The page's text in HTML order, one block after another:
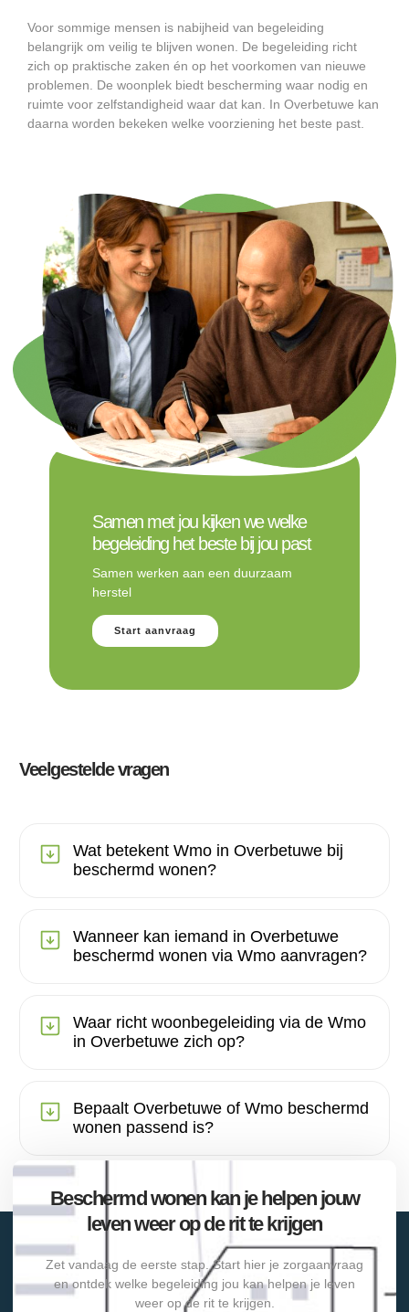
Voor sommige mensen is nabijheid van begeleiding
belangrijk om veilig te blijven wonen. De begeleiding richt
zich op praktische zaken én op het voorkomen van nieuwe
problemen. De woonplek biedt bescherming waar nodig en
ruimte voor zelfstandigheid waar dat kan. In Overbetuwe kan
daarna worden bekeken welke voorziening het beste past.
Samen met jou kijken we welke
begeleiding het beste bij jou past
Samen werken aan een duurzaam
herstel
Start aanvraag
Veelgestelde vragen
Wat betekent Wmo in Overbetuwe bij
beschermd wonen?
Wanneer kan iemand in Overbetuwe
beschermd wonen via Wmo aanvragen?
Waar richt woonbegeleiding via de Wmo
in Overbetuwe zich op?
Bepaalt Overbetuwe of Wmo beschermd
wonen passend is?
Beschermd wonen kan je helpen jouw
leven weer op de rit te krijgen
Zet vandaag de eerste stap. Start hier je zorgaanvraag
en ontdek welke begeleiding jou kan helpen je leven
weer op de rit te krijgen.